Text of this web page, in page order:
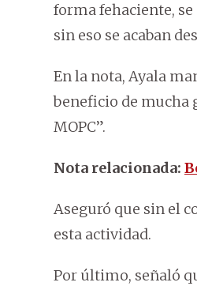
forma fehaciente, se
sin eso se acaban
En la nota, Ayala
beneficio de mucha
MOPC”.
Nota relacionada:
Aseguró que sin el
esta actividad.
Por último, señaló